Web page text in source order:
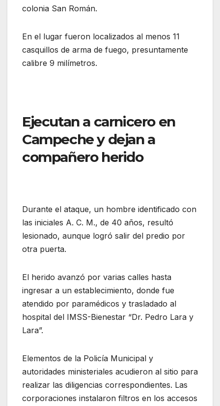
colonia San Román.
En el lugar fueron localizados al menos 11
casquillos de arma de fuego, presuntamente
calibre 9 milímetros.
Ejecutan a carnicero en
Campeche y dejan a
compañero herido
Durante el ataque, un hombre identificado con
las iniciales A. C. M., de 40 años, resultó
lesionado, aunque logró salir del predio por
otra puerta.
El herido avanzó por varias calles hasta
ingresar a un establecimiento, donde fue
atendido por paramédicos y trasladado al
hospital del IMSS-Bienestar “Dr. Pedro Lara y
Lara”.
Elementos de la Policía Municipal y
autoridades ministeriales acudieron al sitio para
realizar las diligencias correspondientes. Las
corporaciones instalaron filtros en los accesos